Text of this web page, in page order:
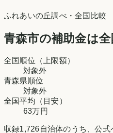
ふれあいの丘調べ・全国比較
青森市の補助金は
全国順位（上限額）
対象外
青森県順位
対象外
全国平均（目安）
63万円
収録1,726自治体のうち、公